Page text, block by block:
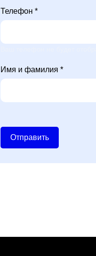
Телефон *
Имя и фамилия *
Отправить